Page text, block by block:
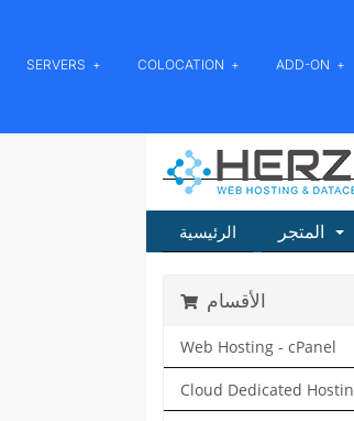
SERVERS COLOCATION ADD-ON
الرئيسية
الأقسام
Web Hosting - cPanel
Cloud Dedicated